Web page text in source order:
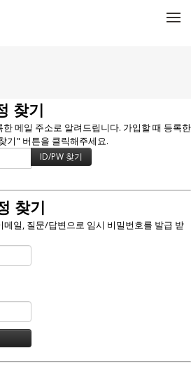
찾기
메일 주소로 알려드립니다. 가입할 때 등록한
기" 버튼을 클릭해주세요.
찾기
일, 질문/답변으로 임시 비밀번호를 발급 받